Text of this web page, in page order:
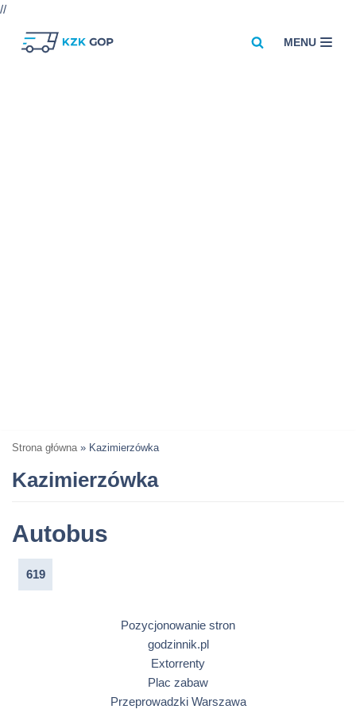
//
MENU
Strona główna » Kazimierzówka
Kazimierzówka
Autobus
619
Pozycjonowanie stron
godzinnik.pl
Extorrenty
Plac zabaw
Przeprowadzki Warszawa